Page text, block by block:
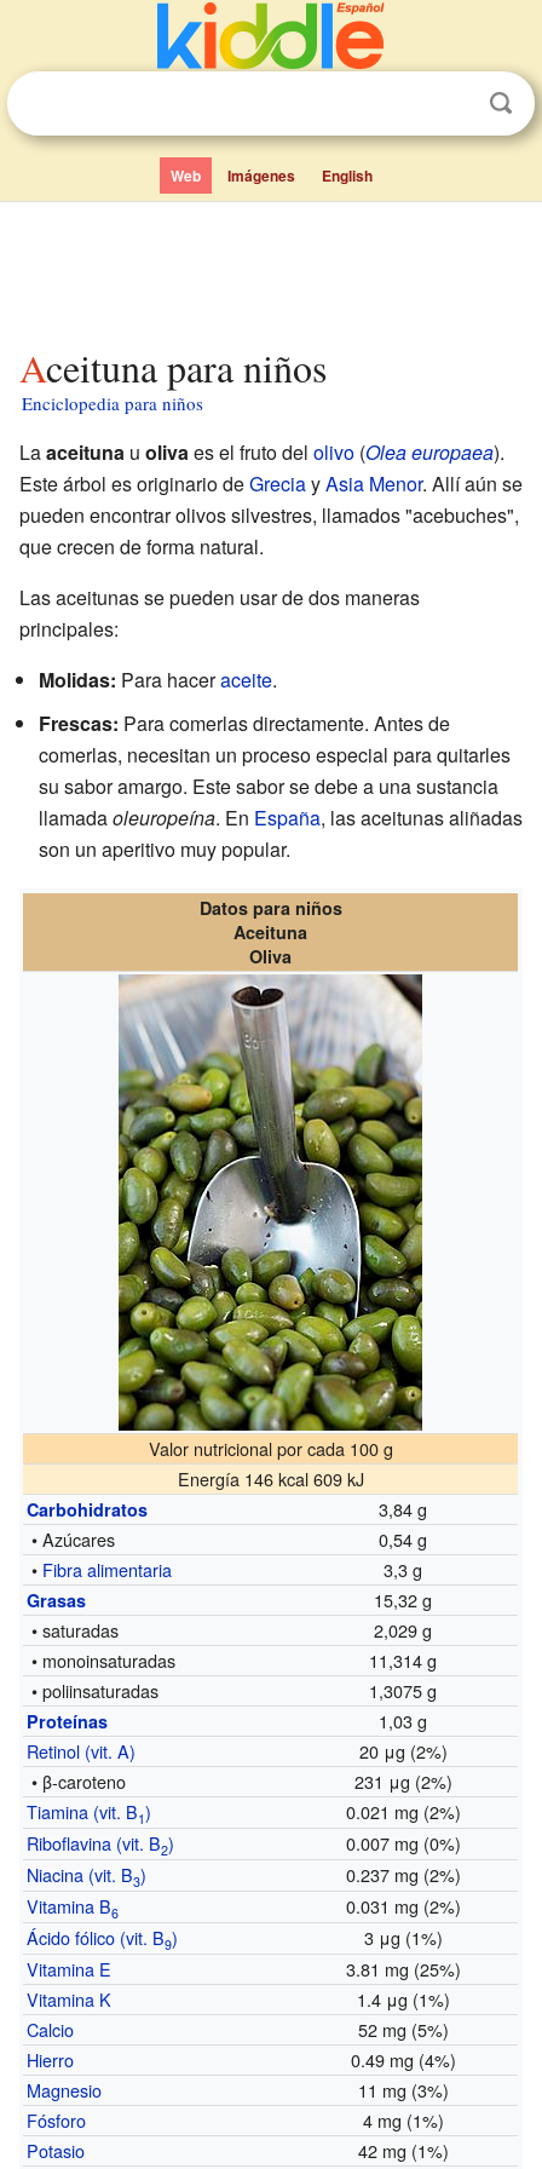
Web Imágenes English
Aceituna para niños
Enciclopedia para niños
Laaceituna u olivaes el fruto del olivo (Olea europaea).
Este árbol es originario deGreciayAsia Menor. Allí aún se
pueden encontrar olivos silvestres, llamados "acebuches",
que crecen de forma natural.
Las aceitunas se pueden usar de dos maneras
principales:
Molidas: Para haceraceite.
Frescas: Para comerlas directamente. Antes de
comerlas, necesitan un proceso especial para quitarles
su sabor amargo. Este sabor se debe a una sustancia
llamadaoleuropeína. En España, las aceitunas aliñadas
son un aperitivo muy popular.
Datos para niños
Aceituna
Oliva
Valor nutricional por cada 100 g
Energía 146 kcal 609 kJ
Carbohidratos
3,84 g
• Azúcares
0,54 g
• Fibra alimentaria 3,3 g
Grasas
15,32 g
• saturadas
2,029 g
• monoinsaturadas
11,314 g
• poliinsaturadas
1,3075 g
Proteínas
1,03 g
Retinol (vit. A)
20 μg (2%)
• β-caroteno
231 μg (2%)
Tiamina (vit. B1)
0.021 mg (2%)
Riboflavina (vit. B2)
0.007 mg (0%)
Niacina (vit. B3)
0.237 mg (2%)
Vitamina B6
0.031 mg (2%)
Ácido fólico (vit. B9)
3 μg (1%)
Vitamina E
3.81 mg (25%)
Vitamina K
1.4 μg (1%)
Calcio
52 mg (5%)
Hierro
0.49 mg (4%)
Magnesio
11 mg (3%)
Fósforo
4 mg (1%)
Potasio
42 mg (1%)